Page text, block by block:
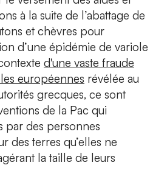
à la suite de l’abattage de
et chèvres pour
d’une épidémie de variole
d'une vaste fraude
européennes révélée au
grecques, ce sont
de la Pac qui
par des personnes
des terres qu’elles ne
la taille de leurs